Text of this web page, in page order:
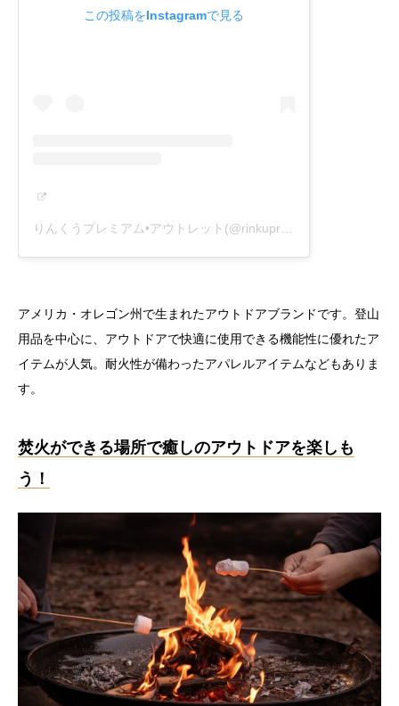
この投稿をInstagramで見る
アメリカ・オレゴン州で生まれたアウトドアブランドです。登山
用品を中心に、アウトドアで快適に使用できる機能性に優れたア
イテムが人気。耐火性が備わったアパレルアイテムなどもありま
す。
焚火ができる場所で癒しのアウトドアを楽しも
う！